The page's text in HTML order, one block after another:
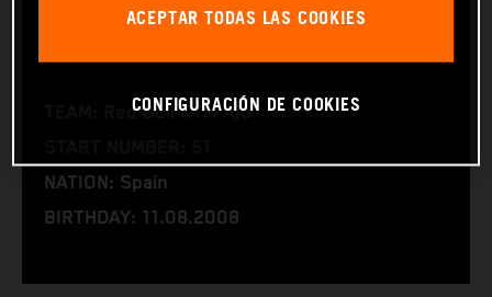
TEAM: Red Bull KTM Ajo
NATION: Spain
BIRTHDAY: 11.08.2008
ACEPTAR TODAS LAS COOKIES
CONFIGURACIÓN DE COOKIES